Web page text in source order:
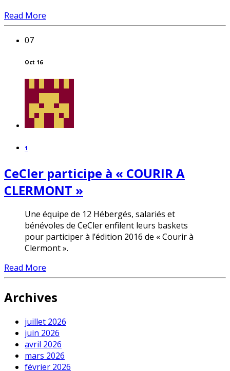
Read More
07
Oct 16
1
CeCler participe à « COURIR A
CLERMONT »
Une équipe de 12 Hébergés, salariés et
bénévoles de CeCler enfilent leurs baskets
pour participer à l’édition 2016 de « Courir à
Clermont ».
Read More
Archives
juillet 2026
juin 2026
avril 2026
mars 2026
février 2026